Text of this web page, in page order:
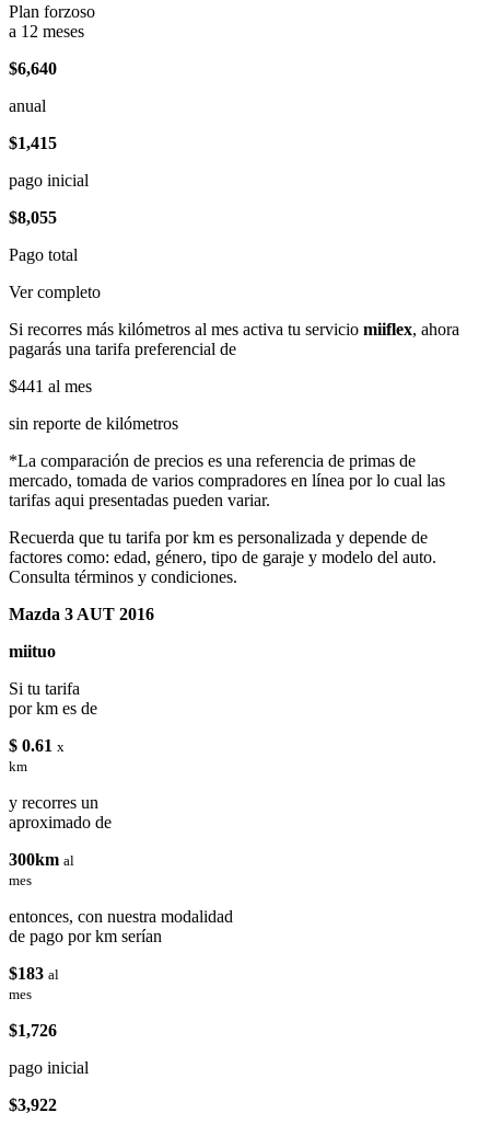
Plan forzoso
a 12 meses
$6,640
anual
$1,415
pago inicial
$8,055
Pago total
Ver completo
Si recorres más kilómetros al mes activa tu servicio miiflex, ahora
pagarás una tarifa preferencial de
$441 al mes
sin reporte de kilómetros
*La comparación de precios es una referencia de primas de
mercado, tomada de varios compradores en línea por lo cual las
tarifas aqui presentadas pueden variar.
Recuerda que tu tarifa por km es personalizada y depende de
factores como: edad, género, tipo de garaje y modelo del auto.
Consulta términos y condiciones.
Mazda 3 AUT 2016
miituo
Si tu tarifa
por km es de
$ 0.61 x
km
y recorres un
aproximado de
300km al
mes
entonces, con nuestra modalidad
de pago por km serían
$183 al
mes
$1,726
pago inicial
$3,922